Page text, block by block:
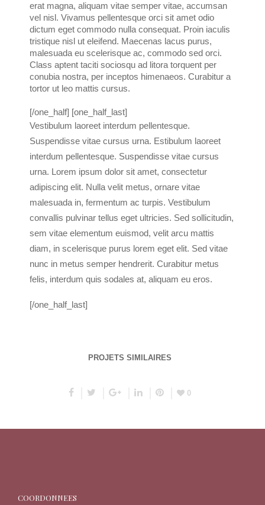
erat magna, aliquam vitae semper vitae, accumsan
vel nisl. Vivamus pellentesque orci sit amet odio
dictum eget commodo nulla consequat. Proin iaculis
tristique nisl ut eleifend. Maecenas lacus purus,
malesuada eu scelerisque ac, commodo sed orci.
Class aptent taciti sociosqu ad litora torquent per
conubia nostra, per inceptos himenaeos. Curabitur a
tortor ut leo mattis cursus.
[/one_half] [one_half_last]
Vestibulum laoreet interdum pellentesque.
Suspendisse vitae cursus urna. Estibulum laoreet
interdum pellentesque. Suspendisse vitae cursus
urna. Lorem ipsum dolor sit amet, consectetur
adipiscing elit. Nulla velit metus, ornare vitae
malesuada in, fermentum ac turpis. Vestibulum
convallis pulvinar tellus eget ultricies. Sed sollicitudin,
sem vitae elementum euismod, velit arcu mattis
diam, in scelerisque purus lorem eget elit. Sed vitae
nunc in metus semper hendrerit. Curabitur metus
felis, interdum quis sodales at, aliquam eu eros.
[/one_half_last]
PROJETS SIMILAIRES
0
COORDONNEES